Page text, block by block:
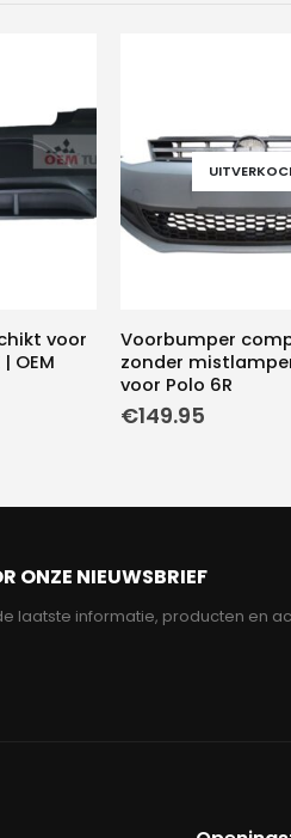
voor
OEM
Voorbumper
zonder
voor Polo 6R
€149.95
ONZE NIEUWSBRIEF
laatste informatie, producten en